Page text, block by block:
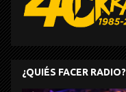
¿QUIÉS FACER RADIO?